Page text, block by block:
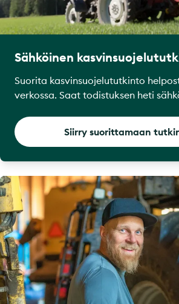
Sähköinen
Suorita kasvinsuojelututkinto
verkossa. Saat todistuksen heti
Siirry suorittamaan